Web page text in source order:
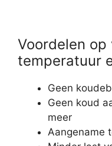
Voordelen op
temperatuur
Geen
Geen koud
meer
Aangename